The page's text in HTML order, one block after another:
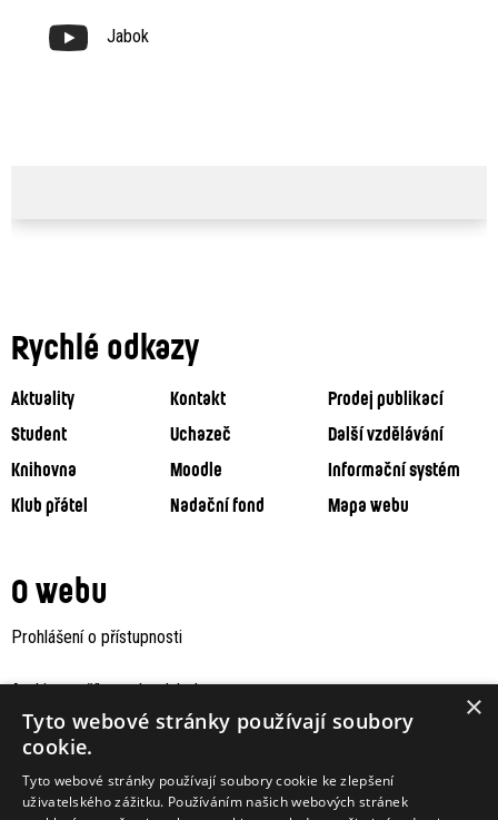
Jabok
Rychlé odkazy
Aktuality Kontakt
Prodej publikací
Student
Uchazeč
Další vzdělávání
Knihovna
Moodle
Informační systém
Klub přátel
Nadační fond Mapa webu
O webu
Prohlášení o přístupnosti
Archiv staršího webu Jaboku ×
Tyto webové stránky používají soubory
cookie.
Tyto webové stránky používají soubory cookie ke zlepšení
uživatelského zážitku. Používáním našich webových stránek